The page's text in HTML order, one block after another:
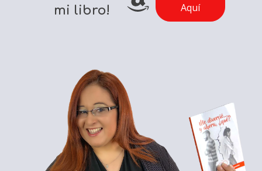
mi libro!
Aquí